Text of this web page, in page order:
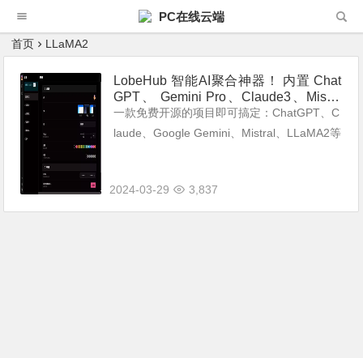
PC在线云端
首页 LLaMA2
LobeHub 智能AI聚合神器！ 内置 Chat
GPT、 Gemini Pro、Claude3、Mistra
l、LLaMA2 等大模型——可画图、可联
网、可爬虫!
一款免费开源的项目即可搞定：ChatGPT、C
laude、Google Gemini、Mistral、LLaMA2等
2024-03-29
3,837